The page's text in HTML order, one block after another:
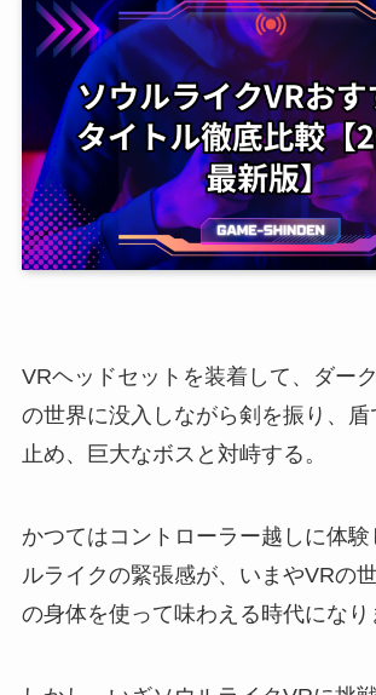
VRヘッドセットを装着して、ダー
の世界に没入しながら剣を振り、盾
止め、巨大なボスと対峙する。
かつてはコントローラー越しに体験
ルライクの緊張感が、いまやVRの
の身体を使って味わえる時代になり